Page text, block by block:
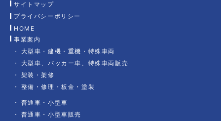
HOME
事業案内
大型車・建機・重機・特殊車両
大型車、パッカー車、特殊車両販売
架装・架修
整備・修理・板金・塗装
普通車・小型車
普通車・小型車販売
サイトマップ
プライバシーポリシー